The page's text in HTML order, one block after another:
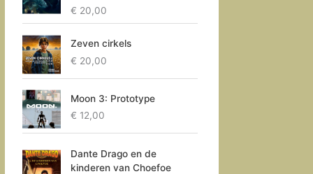
€ 20,00
Zeven cirkels
€ 20,00
Moon 3: Prototype
€ 12,00
Dante Drago en de
kinderen van Choefoe